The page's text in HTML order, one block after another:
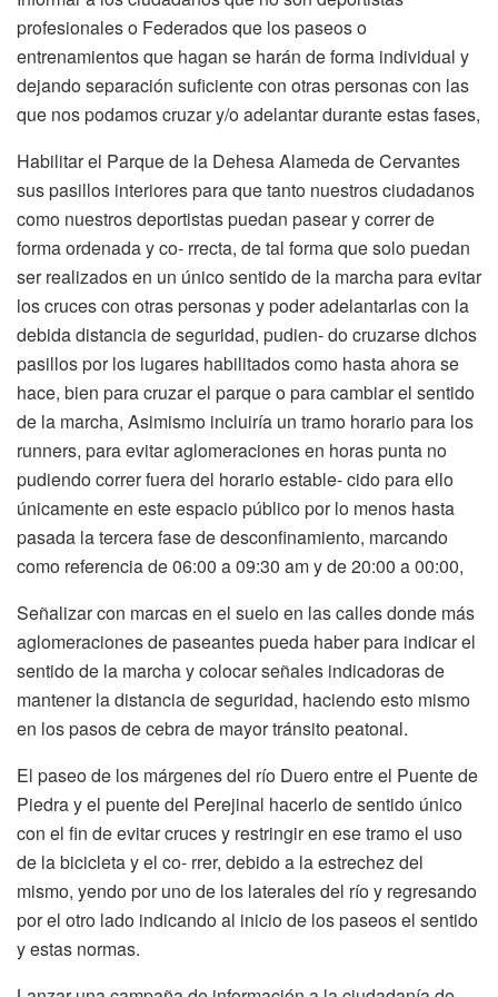
profesionales o Federados que los paseos o
entrenamientos que hagan se harán de forma individual y
dejando separación suficiente con otras personas con las
que nos podamos cruzar y/o adelantar durante estas fases,
Habilitar el Parque de la Dehesa Alameda de Cervantes
sus pasillos interiores para que tanto nuestros ciudadanos
como nuestros deportistas puedan pasear y correr de
forma ordenada y co- rrecta, de tal forma que solo puedan
ser realizados en un único sentido de la marcha para evitar
los cruces con otras personas y poder adelantarlas con la
debida distancia de seguridad, pudien- do cruzarse dichos
pasillos por los lugares habilitados como hasta ahora se
hace, bien para cruzar el parque o para cambiar el sentido
de la marcha, Asimismo incluiría un tramo horario para los
runners, para evitar aglomeraciones en horas punta no
pudiendo correr fuera del horario estable- cido para ello
únicamente en este espacio público por lo menos hasta
pasada la tercera fase de desconfinamiento, marcando
como referencia de 06:00 a 09:30 am y de 20:00 a 00:00,
Señalizar con marcas en el suelo en las calles donde más
aglomeraciones de paseantes pueda haber para indicar el
sentido de la marcha y colocar señales indicadoras de
mantener la distancia de seguridad, haciendo esto mismo
en los pasos de cebra de mayor tránsito peatonal.
El paseo de los márgenes del río Duero entre el Puente de
Piedra y el puente del Perejinal hacerlo de sentido único
con el fin de evitar cruces y restringir en ese tramo el uso
de la bicicleta y el co- rrer, debido a la estrechez del
mismo, yendo por uno de los laterales del río y regresando
por el otro lado indicando al inicio de los paseos el sentido
y estas normas.